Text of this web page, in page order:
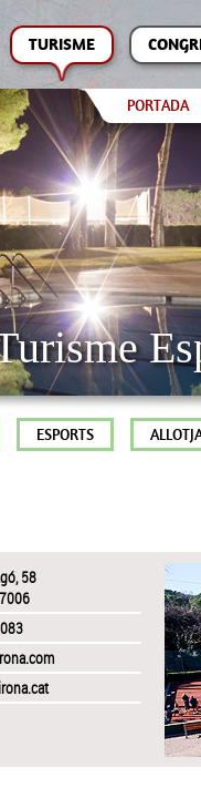
TURISME
PORTADA
ESPORTS
58